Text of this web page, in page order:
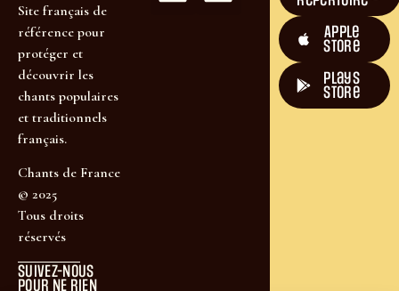
Site français de
référence pour
protéger et
découvrir les
chants populaires
et traditionnels
français.
Chants de France
© 2025
Tous droits
réservés
SUIVEZ-NOUS
POUR NE RIEN
Apple
Store
plays
store